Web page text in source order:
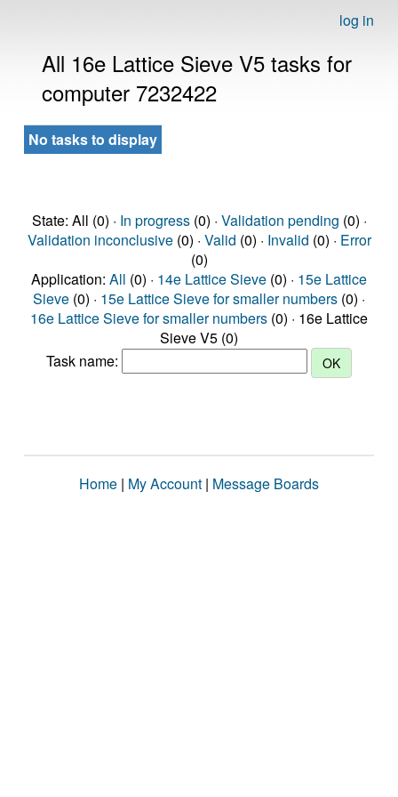
log in
All 16e Lattice Sieve V5 tasks for
computer 7232422
No tasks to display
State: All (0) · In progress(0) · Validation pending (0) ·
Validation inconclusive(0) · Valid (0) · Invalid (0) · Error
(0)
Application: All (0) · 14e Lattice Sieve (0) · 15e Lattice
Sieve (0) · 15e Lattice Sieve for smaller numbers (0) ·
16e Lattice Sieve for smaller numbers (0) · 16e Lattice
Sieve V5 (0)
Task name:
Home | My Account | Message Boards